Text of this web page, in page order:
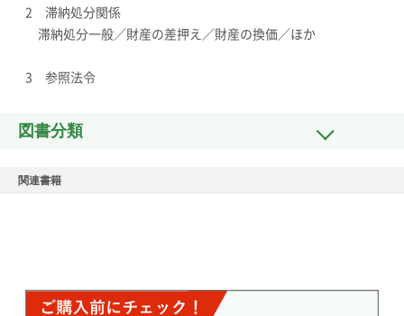
2 滞納処分関係
滞納処分一般／財産の差押え／財産の換価／ほか
3 参照法令
図書分類
関連書籍